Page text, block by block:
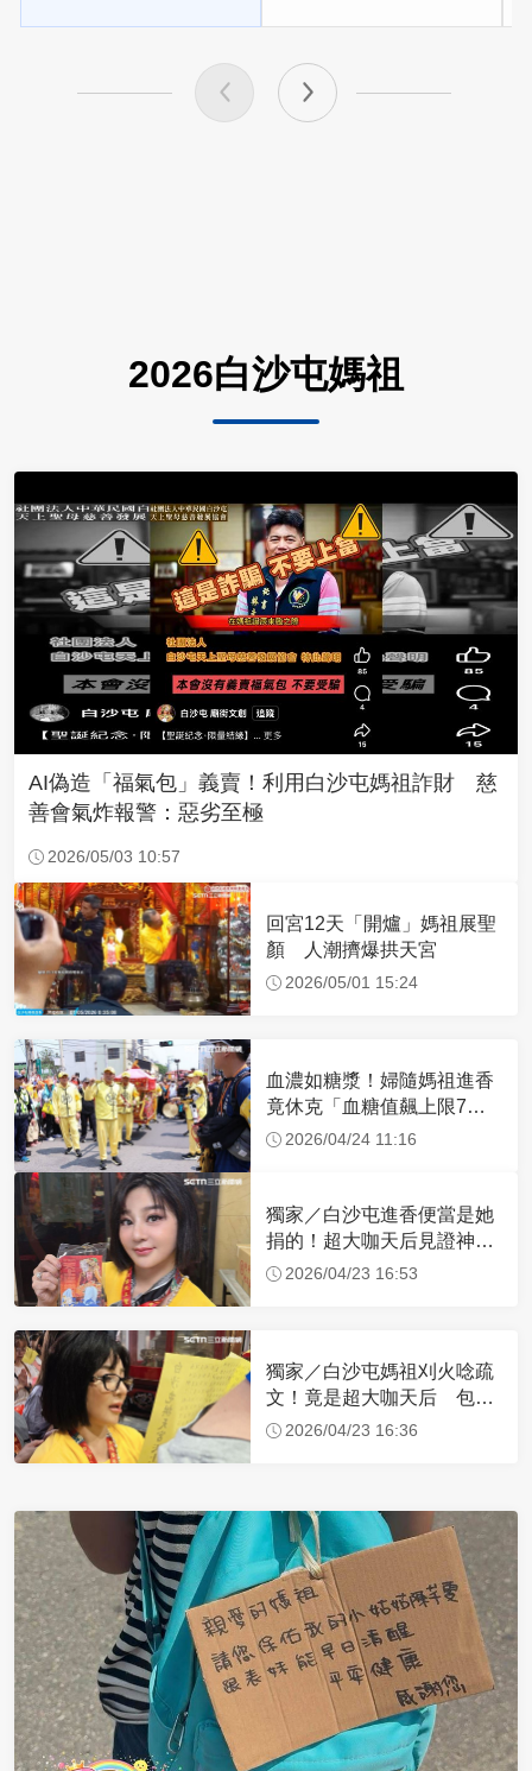
2026白沙屯媽祖
AI偽造「福氣包」義賣！利用白沙屯媽祖詐財 慈
善會氣炸報警：惡劣至極
2026/05/03 10:57
回宮12天「開爐」媽祖展聖
顏 人潮擠爆拱天宮
2026/05/01 15:24
血濃如糖漿！婦隨媽祖進香
竟休克「血糖值飆上限7
倍」 醫曝原因
2026/04/24 11:16
獨家／白沙屯進香便當是她
捐的！超大咖天后見證神
蹟 一靠近媽祖就爆哭
2026/04/23 16:53
獨家／白沙屯媽祖刈火唸疏
文！竟是超大咖天后 包尿
布忍尿5小時不喊累
2026/04/23 16:36